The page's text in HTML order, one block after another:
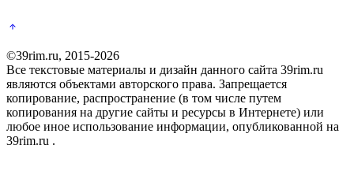
©39rim.ru, 2015-2026
Все текстовые материалы и дизайн данного сайта 39rim.ru
являются объектами авторского права. Запрещается
копирование, распространение (в том числе путем
копирования на другие сайты и ресурсы в Интернете) или
любое иное использование информации, опубликованной на
39rim.ru .